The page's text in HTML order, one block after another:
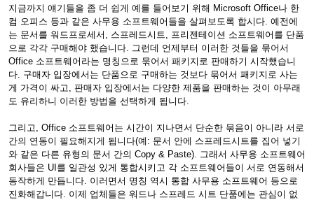
지금까지 얘기들을 좀 더 쉽게 예를 들어보기 위해 Microsoft Office나 한
컴 오피스 등과 같은 사무용 소프트웨어들을 살펴보도록 합시다. 예전에
는 문서를 워드프로세서, 스프레드시트, 프리젠테이션 소프트웨어를 단품
으로 각각 구매해야 했습니다. 그런데 언제부터 이러한 것들을 묶어서
Office 소프트웨어라는 명칭으로 묶어서 패키지로 판매하기 시작했습니
다. 구매자 입장에서는 단품으로 구매하는 것보다 묶어서 패키지로 사는
게 가격이 싸고, 판매자 입장에서는 다양한 제품을 판매하는 것이 아무래
도 유리하니 이러한 방법을 선택하게 됩니다.
그리고, Office 소프트웨어는 시간이 지나면서 단순한 묶음이 아니라 서로
간의 연동이 필요해지게 됩니다(예: 문서 안에 스프레드시트를 집어 넣기
와 같은 다른 유형의 문서 간의 Copy & Paste). 그래서 사무용 소프트웨어
회사들은 UI를 일관성 있게 통합시키고 각 소프트웨어들이 서로 연동해서
동작하게 만듭니다. 이러면서 명칭 역시 통합 사무용 소프트웨어 등으로
진화해갑니다. 이제 업체들은 워드나 스프레드 시트 단품에는 관심이 없